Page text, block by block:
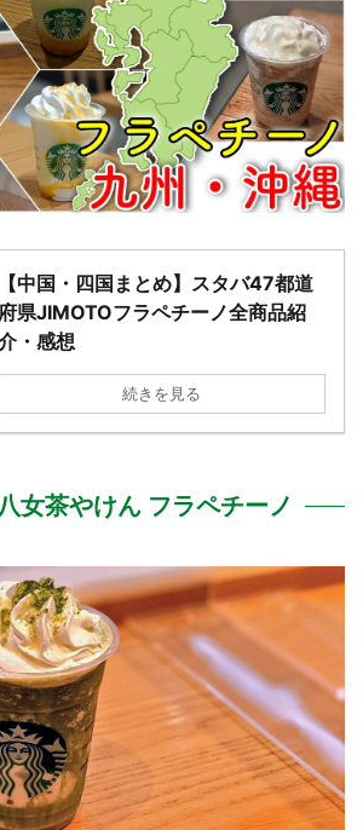
【中国・四国まとめ】スタバ47都道
府県JIMOTOフラペチーノ全商品紹
・感想
続きを見る
女茶やけん フラペチーノ